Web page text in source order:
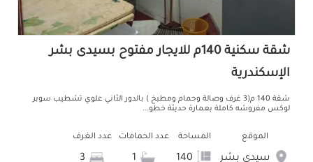
شقة سكنية 140م للايجار مفتوح بسيدى بشر
الإسكندرية
شقة 140 م(3 غرف وصالة وحمام ومطبخ ) بالدور الثاني علوي تشطيب سوبر
لوكس مفروشه كاملة بعمارة حديثة خطو...
الموقع
سيدى بشر
المساحة عدد الحمامات عدد الغرف